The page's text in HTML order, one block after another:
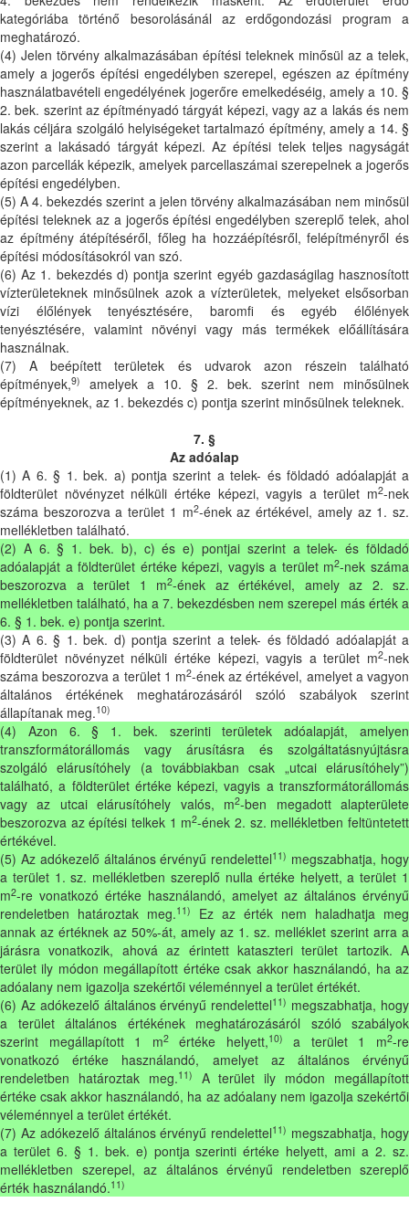
kategóriába történő besorolásánál az erdőgondozási program a
meghatározó.
(4) Jelen törvény alkalmazásában építési teleknek minősül az a telek,
amely a jogerős építési engedélyben szerepel, egészen az építmény
használatbavételi engedélyének jogerőre emelkedéséig, amely a 10. §
2. bek. szerint az építményadó tárgyát képezi, vagy az a lakás és nem
lakás céljára szolgáló helyiségeket tartalmazó építmény, amely a 14. §
szerint a lakásadó tárgyát képezi. Az építési telek teljes nagyságát
azon parcellák képezik, amelyek parcellaszámai szerepelnek a jogerős
építési engedélyben.
(5) A 4. bekezdés szerint a jelen törvény alkalmazásában nem minősül
építési teleknek az a jogerős építési engedélyben szereplő telek, ahol
az építmény átépítéséről, főleg ha hozzáépítésről, felépítményről és
építési módosításokról van szó.
(6) Az 1. bekezdés d) pontja szerint egyéb gazdaságilag hasznosított
vízterületeknek minősülnek azok a vízterületek, melyeket elsősorban
vízi élőlények tenyésztésére, baromfi és egyéb élőlények
tenyésztésére, valamint növényi vagy más termékek előállítására
használnak.
(7) A beépített területek és udvarok azon részein található
építmények,9)
amelyek a 10. § 2. bek. szerint nem minősülnek
építményeknek, az 1. bekezdés c) pontja szerint minősülnek teleknek.
7. §
Az adóalap
(1) A 6. § 1. bek. a) pontja szerint a telek- és földadó adóalapját a
földterület növényzet nélküli értéke képezi, vagyis a terület m2-nek
száma beszorozva a terület 1 m2-ének az értékével, amely az 1. sz.
mellékletben található.
(2) A 6. § 1. bek. b), c) és e) pontjai szerint a telek- és földadó
adóalapját a földterület értéke képezi, vagyis a terület m2-nek száma
beszorozva a terület 1 m2-ének az értékével, amely az 2. sz.
mellékletben található, ha a 7. bekezdésben nem szerepel más érték a
6. § 1. bek. e) pontja szerint.
(3) A 6. § 1. bek. d) pontja szerint a telek- és földadó adóalapját a
földterület növényzet nélküli értéke képezi, vagyis a terület m2-nek
száma beszorozva a terület 1 m2-ének az értékével, amelyet a vagyon
általános értékének meghatározásáról szóló szabályok szerint
állapítanak meg.10)
(4) Azon 6. § 1. bek. szerinti területek adóalapját, amelyen
transzformátorállomás vagy árusításra és szolgáltatásnyújtásra
szolgáló elárusítóhely (a továbbiakban csak „utcai elárusítóhely”)
található, a földterület értéke képezi, vagyis a transzformátorállomás
vagy az utcai elárusítóhely valós, m2-ben megadott alapterülete
beszorozva az építési telkek 1 m2-ének 2. sz. mellékletben feltüntetett
értékével.
(5) Az adókezelő általános érvényű rendelettel11) megszabhatja, hogy
a terület 1. sz. mellékletben szereplő nulla értéke helyett, a terület 1
m2-re vonatkozó értéke használandó, amelyet az általános érvényű
rendeletben határoztak meg.11)
Ez az érték nem haladhatja meg
annak az értéknek az 50%-át, amely az 1. sz. melléklet szerint arra a
járásra vonatkozik, ahová az érintett kataszteri terület tartozik. A
terület ily módon megállapított értéke csak akkor használandó, ha az
adóalany nem igazolja szekértői véleménnyel a terület értékét.
(6) Az adókezelő általános érvényű rendelettel11) megszabhatja, hogy
a terület általános értékének meghatározásáról szóló szabályok
szerint megállapított 1 m2értéke helyett,10) a terület 1 m2-re
vonatkozó értéke használandó, amelyet az általános érvényű
rendeletben határoztak meg.11)
A terület ily módon megállapított
értéke csak akkor használandó, ha az adóalany nem igazolja szekértői
véleménnyel a terület értékét.
(7) Az adókezelő általános érvényű rendelettel11) megszabhatja, hogy
a terület 6. § 1. bek. e) pontja szerinti értéke helyett, ami a 2. sz.
mellékletben szerepel, az általános érvényű rendeletben szereplő
érték használandó.11)